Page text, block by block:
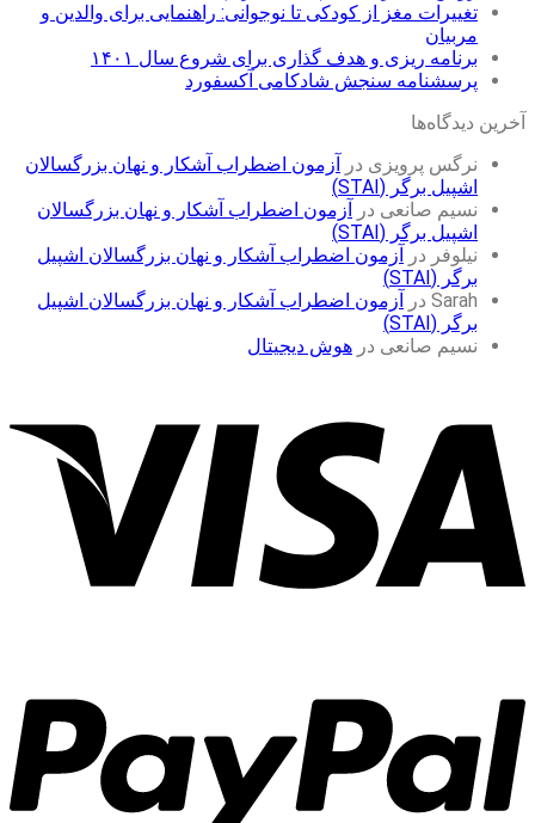
تغییرات مغز از کودکی تا نوجوانی: راهنمایی برای والدین و
مربیان
برنامه ریزی و هدف گذاری برای شروع سال ۱۴۰۱
پرسشنامه سنجش شادکامی آکسفورد
آخرین دیدگاه‌ها
نرگس پرویزی در آزمون اضطراب آشکار و نهان بزرگسالان
اشپیل برگر (STAI)
نسیم صانعی در آزمون اضطراب آشکار و نهان بزرگسالان
اشپیل برگر (STAI)
نیلوفر در آزمون اضطراب آشکار و نهان بزرگسالان اشپیل
برگر (STAI)
Sarah در آزمون اضطراب آشکار و نهان بزرگسالان اشپیل
برگر (STAI)
نسیم صانعی در هوش دیجیتال